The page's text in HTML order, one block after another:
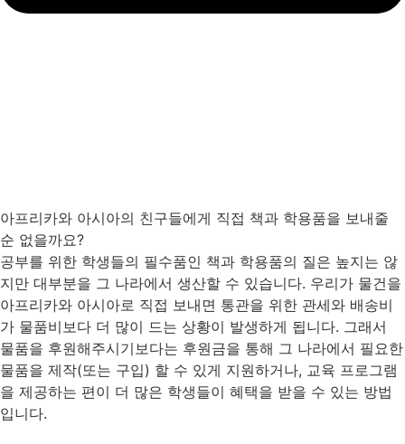
아프리카와 아시아의 친구들에게 직접 책과 학용품을 보내줄
순 없을까요?
공부를 위한 학생들의 필수품인 책과 학용품의 질은 높지는 않
지만 대부분을 그 나라에서 생산할 수 있습니다. 우리가 물건을
아프리카와 아시아로 직접 보내면 통관을 위한 관세와 배송비
가 물품비보다 더 많이 드는 상황이 발생하게 됩니다. 그래서
물품을 후원해주시기보다는 후원금을 통해 그 나라에서 필요한
물품을 제작(또는 구입) 할 수 있게 지원하거나, 교육 프로그램
을 제공하는 편이 더 많은 학생들이 혜택을 받을 수 있는 방법
입니다.